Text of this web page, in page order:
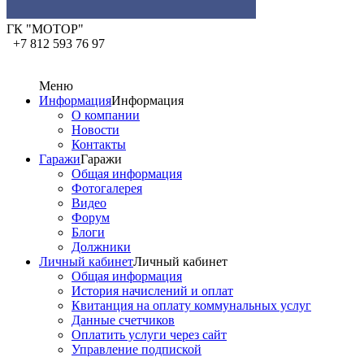
ГК "МОТОР"
+7 812 593 76 97
Меню
ИнформацияИнформация
О компании
Новости
Контакты
ГаражиГаражи
Общая информация
Фотогалерея
Видео
Форум
Блоги
Должники
Личный кабинетЛичный кабинет
Общая информация
История начислений и оплат
Квитанция на оплату коммунальных услуг
Данные счетчиков
Оплатить услуги через сайт
Управление подпиской